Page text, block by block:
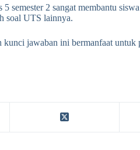
semester 2 sangat membantu
soal UTS lainnya.
kunci jawaban ini bermanfaat